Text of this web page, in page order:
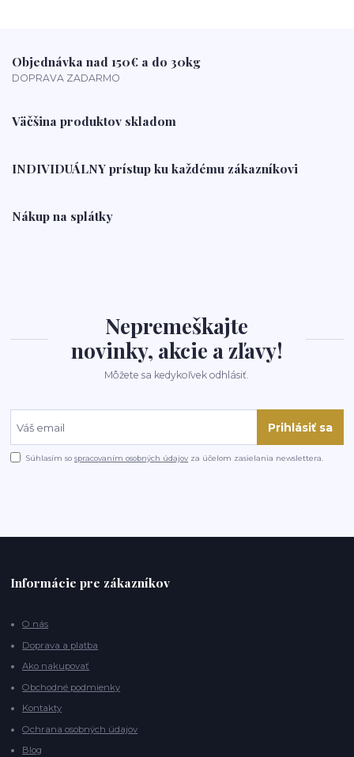
Objednávka nad 150€ a do 30kg
DOPRAVA ZADARMO
Väčšina produktov skladom
INDIVIDUÁLNY prístup ku každému zákazníkovi
Nákup na splátky
Nepremeškajte
novinky, akcie a zľavy!
Môžete sa kedykoľvek odhlásiť.
Prihlásiť sa
Súhlasím sospracovaním osobných údajov za účelom zasielania newslettera.
Informácie pre zákazníkov
O nás
Doprava a platba
Ako nakupovať
Obchodné podmienky
Kontakty
Ochrana osobných údajov
Blog